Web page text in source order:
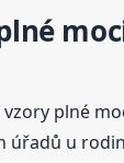
vzory plné
úřadů u